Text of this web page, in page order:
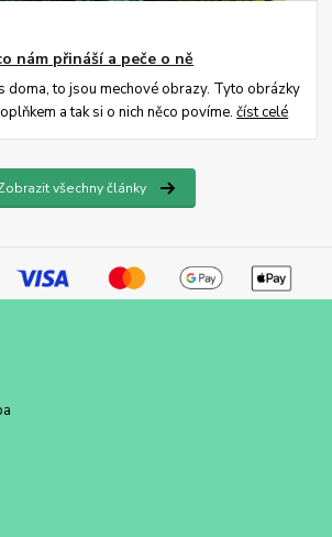
nám přináší a peče o ně
doma, to jsou mechové obrazy. Tyto obrázky
a tak si o nich něco povíme.číst celé
všechny články